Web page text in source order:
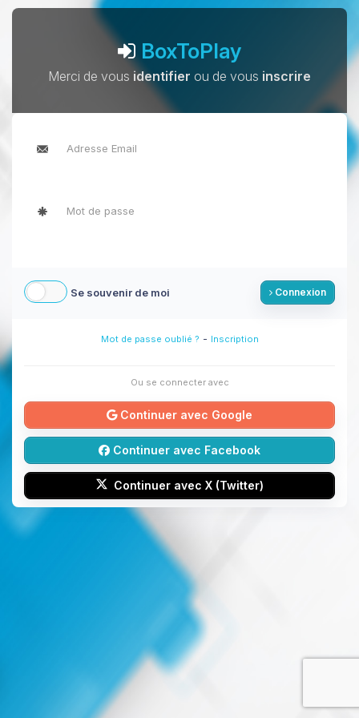
BoxToPlay
Merci de vous identifier ou de vous inscrire
Se souvenir de moi Connexion
Mot de passe oublié ? - Inscription
Ou se connecter avec
Continuer avec Google
Continuer avec Facebook
Continuer avec X (Twitter)